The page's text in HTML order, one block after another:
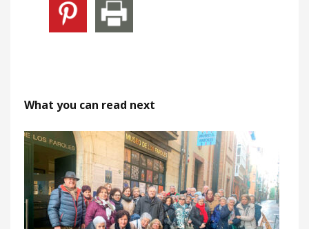
What you can read next